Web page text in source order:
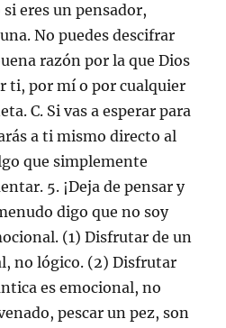
eres un pensador,
No puedes descifrar
razón por la que Dios
ti, por mí o por cualquier
C. Si vas a esperar para
a ti mismo directo al
que simplemente
5. ¡Deja de pensar y
digo que no soy
(1) Disfrutar de un
no lógico. (2) Disfrutar
es emocional, no
pescar un pez, son